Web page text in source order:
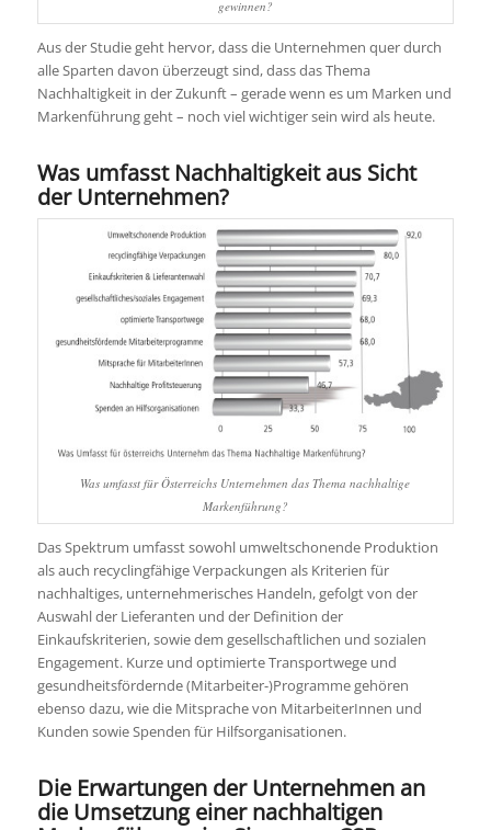
gewinnen?
Aus der Studie geht hervor, dass die Unternehmen quer durch
alle Sparten davon überzeugt sind, dass das Thema
Nachhaltigkeit in der Zukunft – gerade wenn es um Marken und
Markenführung geht – noch viel wichtiger sein wird als heute.
Was umfasst Nachhaltigkeit aus Sicht
der Unternehmen?
Was umfasst für Österreichs Unternehmen das Thema nachhaltige
Markenführung?
Das Spektrum umfasst sowohl umweltschonende Produktion
als auch recyclingfähige Verpackungen als Kriterien für
nachhaltiges, unternehmerisches Handeln, gefolgt von der
Auswahl der Lieferanten und der Definition der
Einkaufskriterien, sowie dem gesellschaftlichen und sozialen
Engagement. Kurze und optimierte Transportwege und
gesundheitsfördernde (Mitarbeiter-)Programme gehören
ebenso dazu, wie die Mitsprache von MitarbeiterInnen und
Kunden sowie Spenden für Hilfsorganisationen.
Die Erwartungen der Unternehmen an
die Umsetzung einer nachhaltigen